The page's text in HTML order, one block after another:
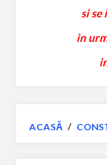
si se
in
ACASĂ /